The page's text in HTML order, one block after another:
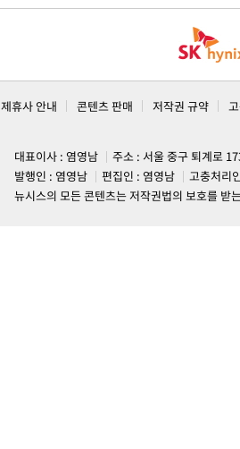
제휴사 안내 콘텐츠 판매 저작권 규약
대표이사 : 염영남
주소 : 서울 중구 퇴계로
발행인 : 염영남
편집인 : 염영남
고충처리
뉴시스의 모든 콘텐츠는 저작권법의 보호를